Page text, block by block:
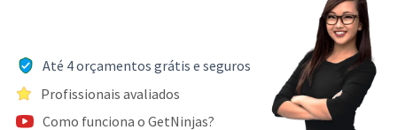
Até 4 orçamentos grátis e seguros
Profissionais avaliados
Como funciona o GetNinjas?